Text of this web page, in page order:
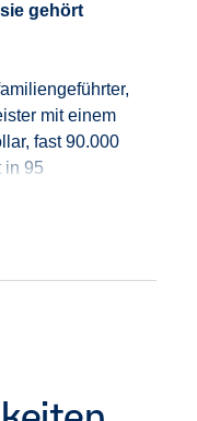
gehört
r,
mit einem
fast 90.000
in 95